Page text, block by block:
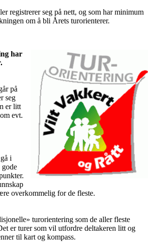
registrerer seg på nett, og som har minimum
om å bli Årets turorienterer.
har
på
seg
er litt
evt.
i
gode
overkommelig for de fleste.
turorientering som de aller fleste
er turer som vil utfordre deltakeren litt og
til kart og kompass.